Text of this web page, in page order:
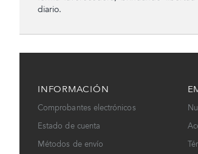
diario.
INFORMACIÓN
Comprobantes electrónicos
Estado de cuenta
Métodos de envío